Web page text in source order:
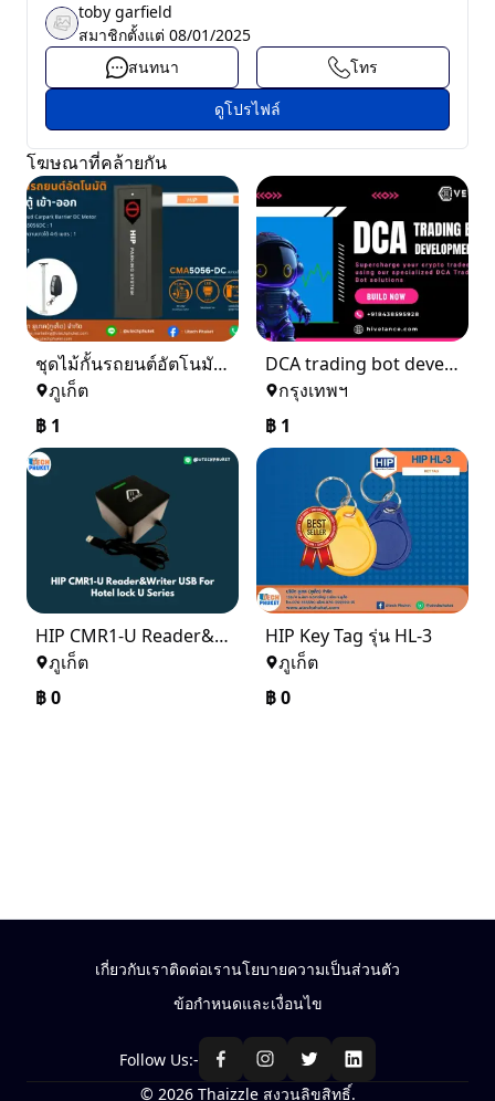
toby garfield
สมาชิกตั้งแต่ 08/01/2025
สนทนา
โทร
ดูโปรไฟล์
โฆษณาที่คล้ายกัน
ชุดไม้กั้นรถยนต์อัตโนมัติ 1 ตู้ เข้า - ออก
ภูเก็ต
฿ 1
DCA trading bot development
กรุงเทพฯ
฿ 1
HIP CMR1-U Reader&Writer USB For Hotel lock U Series
ภูเก็ต
฿0
HIP Key Tag รุ่น HL-3
ภูเก็ต
฿0
เกี่ยวกับเราติดต่อเรานโยบายความเป็นส่วนตัว
ข้อกำหนดและเงื่อนไข
Follow Us:-
© 2026 Thaizzle สงวนลิขสิทธิ์.